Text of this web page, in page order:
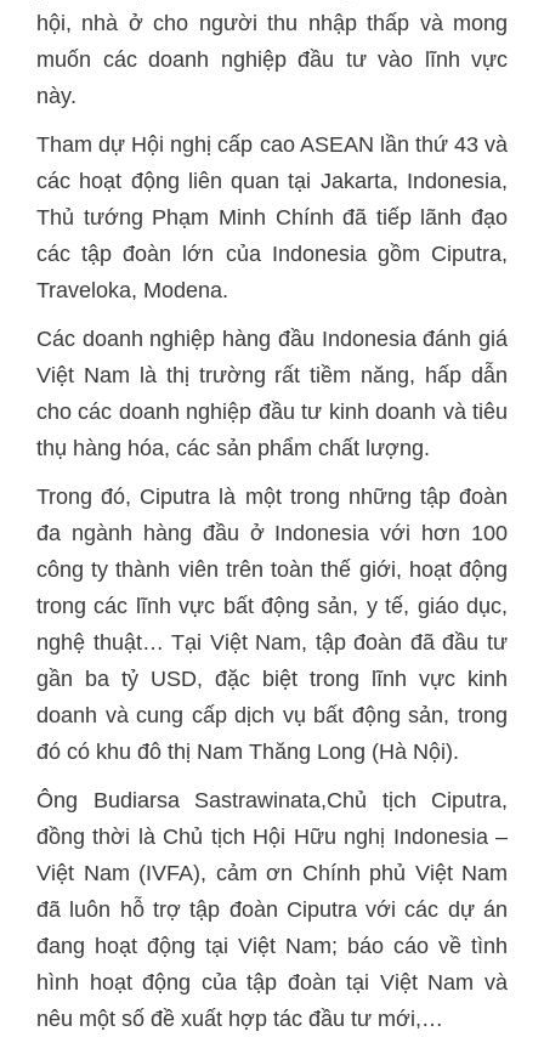
hội, nhà ở cho người thu nhập thấp và mong
muốn các doanh nghiệp đầu tư vào lĩnh vực
này.
Tham dự Hội nghị cấp cao ASEAN lần thứ 43 và
các hoạt động liên quan tại Jakarta, Indonesia,
Thủ tướng Phạm Minh Chính đã tiếp lãnh đạo
các tập đoàn lớn của Indonesia gồm Ciputra,
Traveloka, Modena.
Các doanh nghiệp hàng đầu Indonesia đánh giá
Việt Nam là thị trường rất tiềm năng, hấp dẫn
cho các doanh nghiệp đầu tư kinh doanh và tiêu
thụ hàng hóa, các sản phẩm chất lượng.
Trong đó, Ciputra là một trong những tập đoàn
đa ngành hàng đầu ở Indonesia với hơn 100
công ty thành viên trên toàn thế giới, hoạt động
trong các lĩnh vực bất động sản, y tế, giáo dục,
nghệ thuật… Tại Việt Nam, tập đoàn đã đầu tư
gần ba tỷ USD, đặc biệt trong lĩnh vực kinh
doanh và cung cấp dịch vụ bất động sản, trong
đó có khu đô thị Nam Thăng Long (Hà Nội).
Ông Budiarsa Sastrawinata,Chủ tịch Ciputra,
đồng thời là Chủ tịch Hội Hữu nghị Indonesia –
Việt Nam (IVFA), cảm ơn Chính phủ Việt Nam
đã luôn hỗ trợ tập đoàn Ciputra với các dự án
đang hoạt động tại Việt Nam; báo cáo về tình
hình hoạt động của tập đoàn tại Việt Nam và
nêu một số đề xuất hợp tác đầu tư mới,…